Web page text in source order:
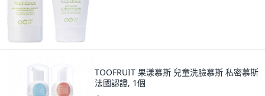
TOOFRUIT 果漾慕斯 兒童洗臉慕斯 私密慕斯
法國認證, 1個